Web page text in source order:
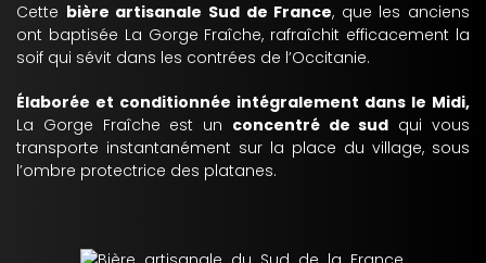
Cette bière artisanale Sud de France, que les anciens
ont baptisée La Gorge Fraîche, rafraîchit efficacement la
soif qui sévit dans les contrées de l’Occitanie.
Élaborée et conditionnée intégralement dans le Midi,
La Gorge Fraîche est un concentré de sud qui vous
transporte instantanément sur la place du village, sous
l’ombre protectrice des platanes.